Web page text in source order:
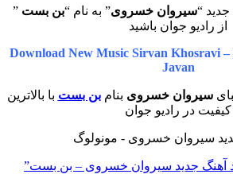
“سیروان خسروی” به نام “بن بست ”
از رادیو جوان باشید
Download New Music Sirvan Khosravi –
Javan
سیروان خسروی بنام بن بست با بالاترین
کیفیت در رادیو جوان
آهنگ جدید سیروان خسروی – بن بست”